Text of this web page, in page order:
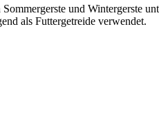
und Wintergerste
als Futtergetreide verwendet.